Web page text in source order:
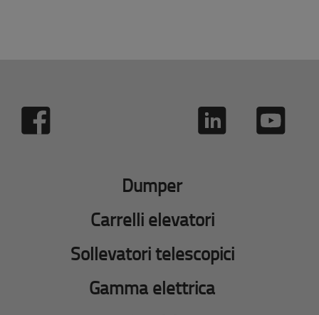
Dumper
Carrelli elevatori
Sollevatori telescopici
Gamma elettrica